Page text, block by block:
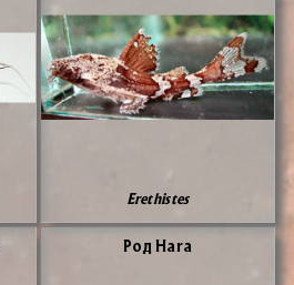
Erethistes
Род Hara